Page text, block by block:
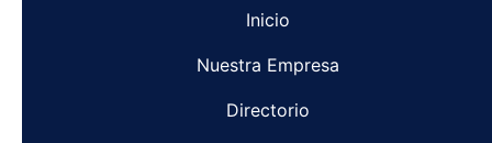
Inicio
Nuestra Empresa
Directorio